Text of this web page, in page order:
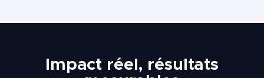
Impact réel, résultats